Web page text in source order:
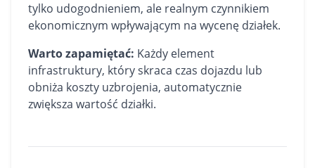
tylko udogodnieniem, ale realnym czynnikiem
ekonomicznym wpływającym na wycenę działek.
Warto zapamiętać: Każdy element
infrastruktury, który skraca czas dojazdu lub
obniża koszty uzbrojenia, automatycznie
zwiększa wartość działki.